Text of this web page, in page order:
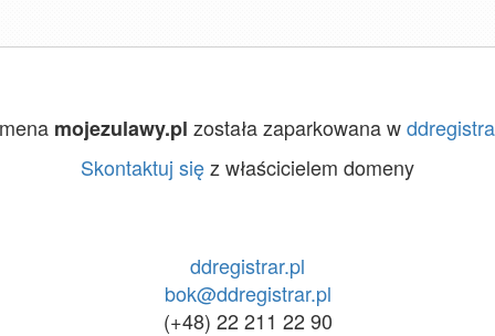
mojezulawy.pl została zaparkowana w
Skontaktuj sięz właścicielem domeny
ddregistrar.pl
bok@ddregistrar.pl
(+48) 22 211 22 90